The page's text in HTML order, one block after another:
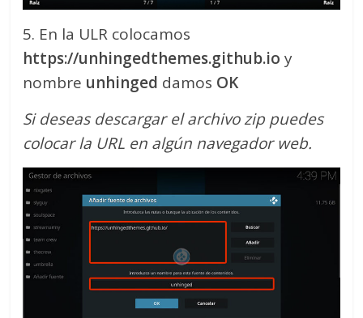
5. En la ULR colocamos
https://unhingedthemes.github.io y
nombre unhinged damos OK
Si deseas descargar el archivo zip puedes
colocar la URL en algún navegador web.